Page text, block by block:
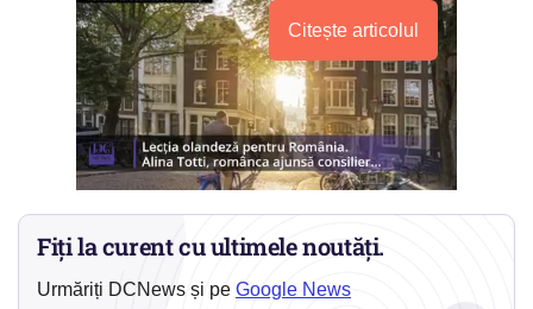
Citește articolul
Fiți la curent cu ultimele noutăți.
Urmăriți DCNews și pe Google News